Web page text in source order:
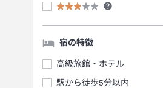
宿の特徴
高級旅館・ホテル
駅から徒歩5分以内